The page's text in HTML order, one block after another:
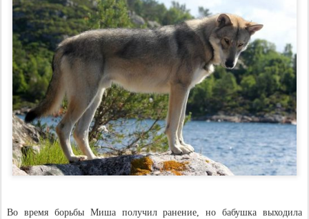
Во время борьбы Миша получил ранение, но бабушка выходила